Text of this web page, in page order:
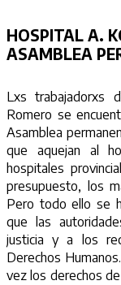
HOSPITAL A.
ASAMBLEA
Lxs trabajadorxs
Romero se
Asamblea
que aquejan al
hospitales
presupuesto, los
Pero todo ello se
que las
justicia y a los
Derechos
vez los derechos